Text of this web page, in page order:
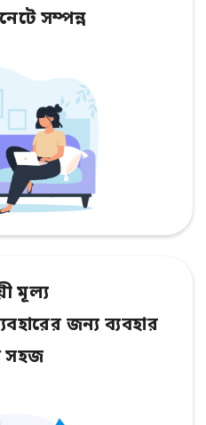
সম্পন্ন
মূল্য
জন্য ব্যবহার
সহজ